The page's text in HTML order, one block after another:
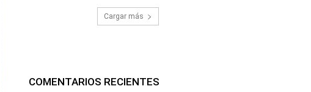
Cargar más
COMENTARIOS RECIENTES